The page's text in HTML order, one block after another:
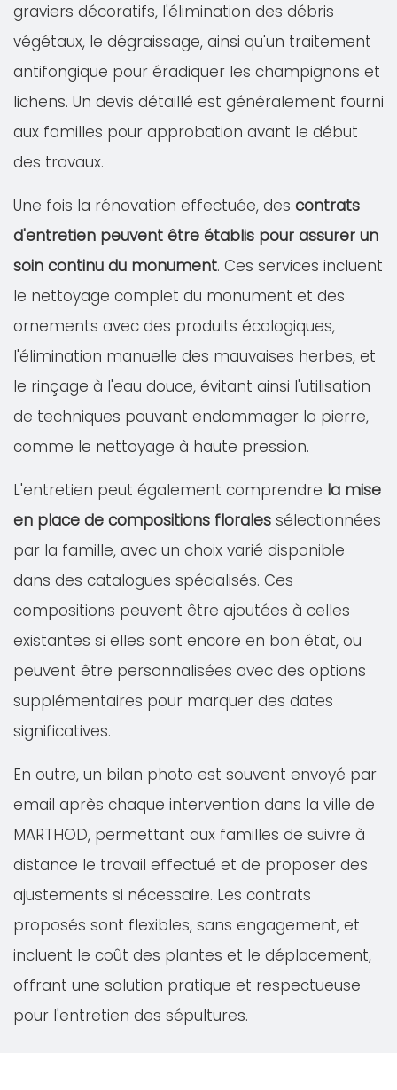
graviers décoratifs, l'élimination des débris
végétaux, le dégraissage, ainsi qu'un traitement
antifongique pour éradiquer les champignons et
lichens. Un devis détaillé est généralement fourni
aux familles pour approbation avant le début
des travaux.
Une fois la rénovation effectuée, des contrats
d'entretien peuvent être établis pour assurer un
soin continu du monument. Ces services incluent
le nettoyage complet du monument et des
ornements avec des produits écologiques,
l'élimination manuelle des mauvaises herbes, et
le rinçage à l'eau douce, évitant ainsi l'utilisation
de techniques pouvant endommager la pierre,
comme le nettoyage à haute pression.
L'entretien peut également comprendre la mise
en place de compositions florales sélectionnées
par la famille, avec un choix varié disponible
dans des catalogues spécialisés. Ces
compositions peuvent être ajoutées à celles
existantes si elles sont encore en bon état, ou
peuvent être personnalisées avec des options
supplémentaires pour marquer des dates
significatives.
En outre, un bilan photo est souvent envoyé par
email après chaque intervention dans la ville de
MARTHOD, permettant aux familles de suivre à
distance le travail effectué et de proposer des
ajustements si nécessaire. Les contrats
proposés sont flexibles, sans engagement, et
incluent le coût des plantes et le déplacement,
offrant une solution pratique et respectueuse
pour l'entretien des sépultures.